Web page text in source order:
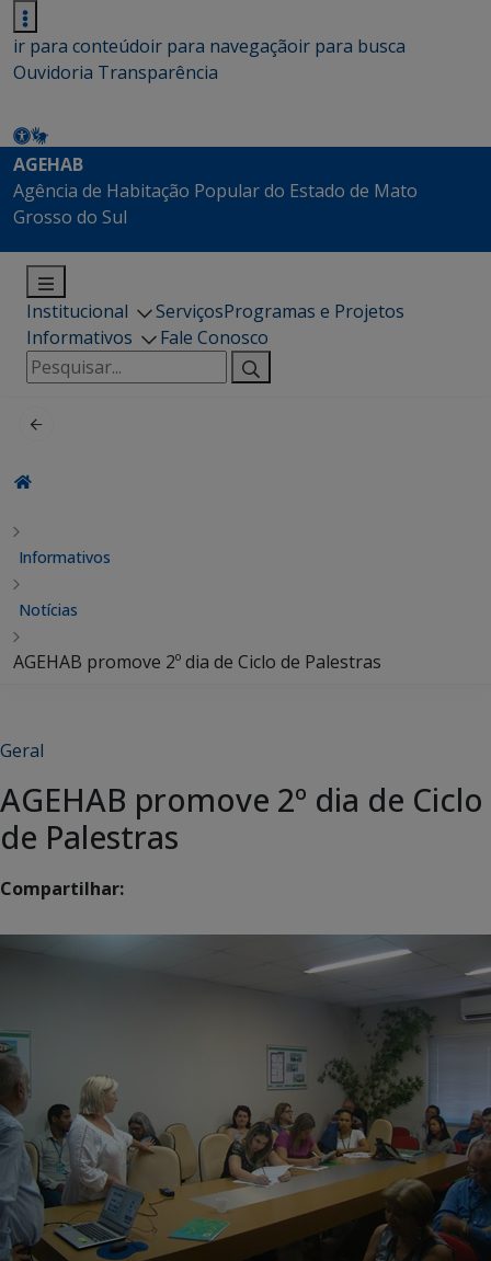
ir para conteúdoir para navegaçãoir para busca
Ouvidoria Transparência
AGEHAB
Agência de Habitação Popular do Estado de Mato
Grosso do Sul
Institucional ServiçosProgramas e Projetos
Informativos
Fale Conosco
Pesquisar
por:
Informativos
Notícias
AGEHAB promove 2º dia de Ciclo de Palestras
Geral
AGEHAB promove 2º dia de Ciclo
de Palestras
Compartilhar: